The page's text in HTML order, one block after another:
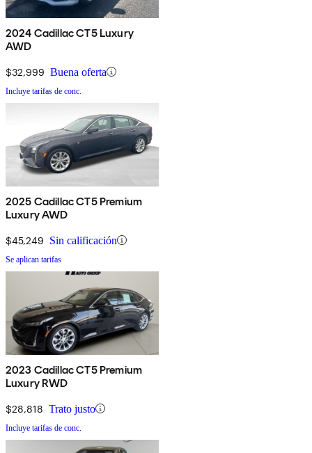
2024 Cadillac CT5 Luxury
AWD
$32,999 Buena oferta
Incluye tarifas de conc.
2025 Cadillac CT5 Premium
Luxury AWD
$45,249 Sin calificación
Se aplican tarifas
2023 Cadillac CT5 Premium
Luxury RWD
$28,818 Trato justo
Incluye tarifas de conc.